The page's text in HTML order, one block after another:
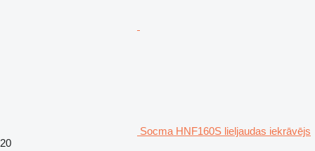
Socma HNF160S lieljaudas iekrāvējs
20